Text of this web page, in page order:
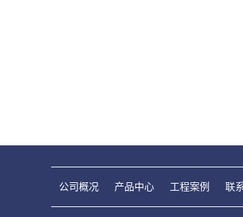
公司概况 产品中心 工程案例 联